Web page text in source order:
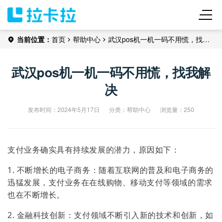
当前位置： 首页 帮助中心
武汉pos机一机一码不用慌，找我
武汉pos机一机一码不用慌，找我解
决
发布时间：2024年5月17日 分类： 帮助中心 浏览量：250
支付业务确实具有持续发展的潜力，原因如下：
1. 不断增长的电子商务：随着互联网的普及和电子商务的
迅猛发展，支付业务在在线购物、移动支付等领域的需求
也在不断增长。
2. 金融科技创新：支付领域不断引入新的技术和创新，如